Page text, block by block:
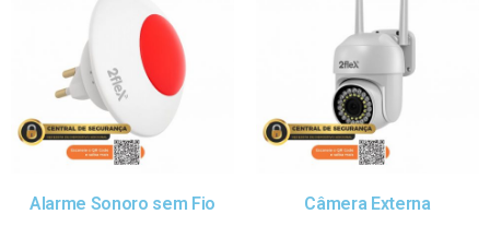
Alarme Sonoro sem Fio Câmera Externa